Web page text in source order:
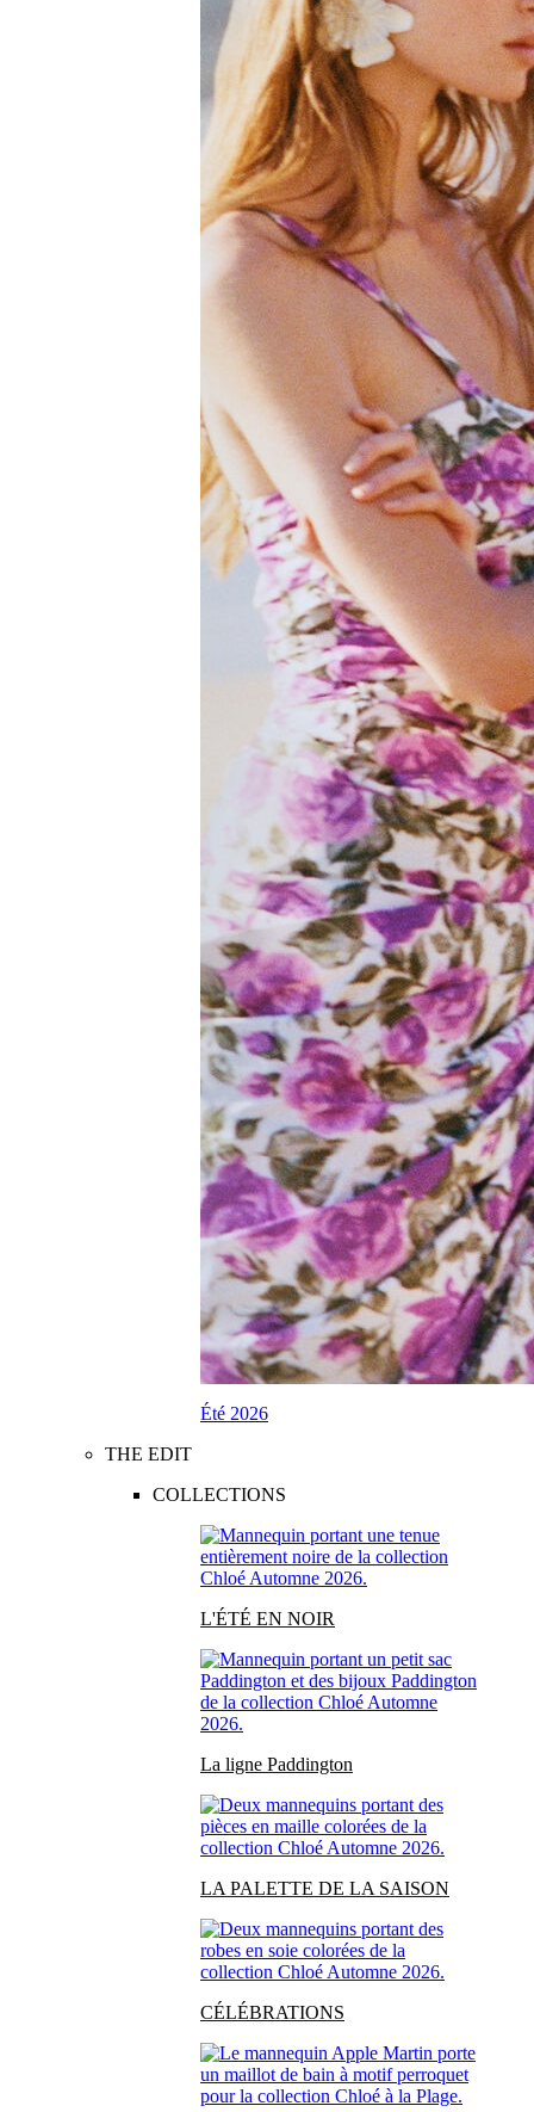
Été 2026
THE EDIT
COLLECTIONS
L'ÉTÉ EN NOIR
La ligne Paddington
LA PALETTE DE LA SAISON
CÉLÉBRATIONS